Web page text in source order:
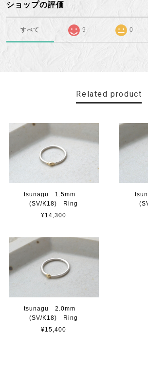
ショップの評価
すべて 9 0
Related product
tsunagu 1.5mm
(SV/K18) Ring
¥14,300
tsunagu 2.0mm
(SV/K18) Ring
¥15,400